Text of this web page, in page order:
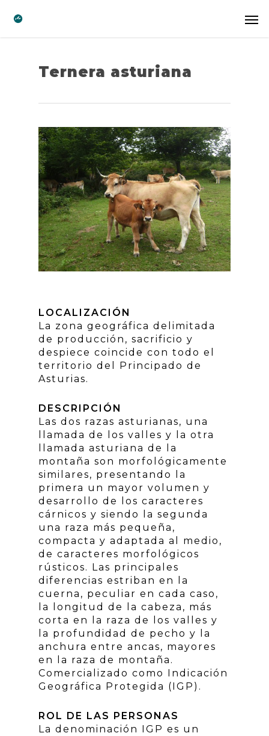
Ternera asturiana
LOCALIZACIÓN
La zona geográfica delimitada
de producción, sacrificio y
despiece coincide con todo el
territorio del Principado de
Asturias.
DESCRIPCIÓN
Las dos razas asturianas, una
llamada de los valles y la otra
llamada asturiana de la
montaña son morfológicamente
similares, presentando la
primera un mayor volumen y
desarrollo de los caracteres
cárnicos y siendo la segunda
una raza más pequeña,
compacta y adaptada al medio,
de caracteres morfológicos
rústicos. Las principales
diferencias estriban en la
cuerna, peculiar en cada caso,
la longitud de la cabeza, más
corta en la raza de los valles y
la profundidad de pecho y la
anchura entre ancas, mayores
en la raza de montaña.
Comercializado como Indicación
Geográfica Protegida (IGP).
ROL DE LAS PERSONAS
La denominación IGP es un